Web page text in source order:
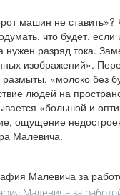
машин не
что будет,
нужен разряд тока.
изображений».
«молоко без
людей на
«большой и
ощущение
Малевича.